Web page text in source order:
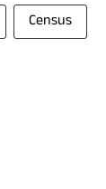
Census